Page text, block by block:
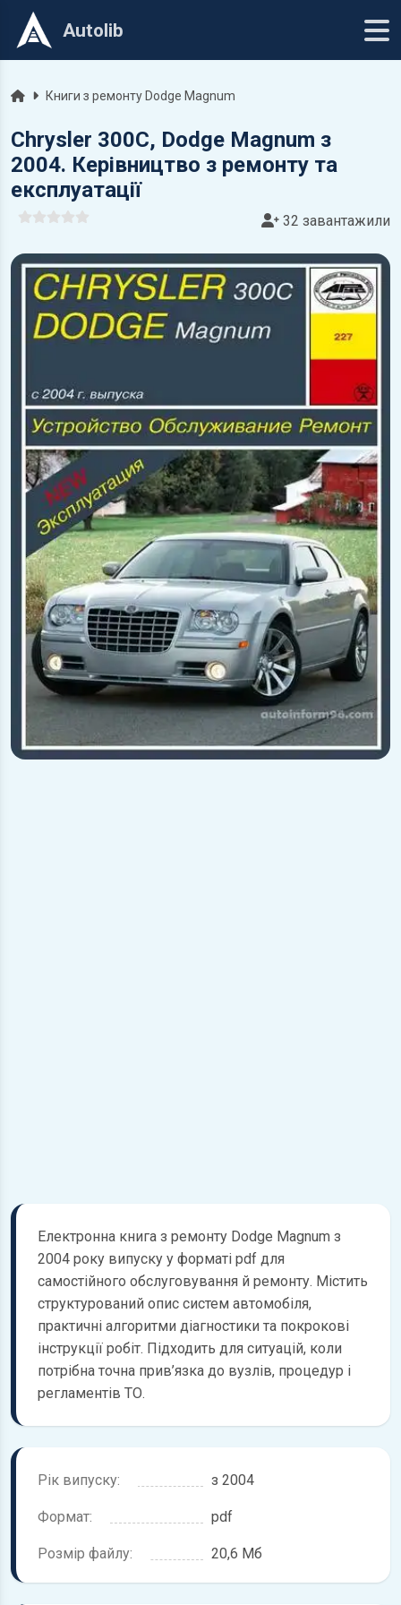
Autolib
ГоловнаКниги з ремонту Dodge Magnum
Chrysler 300C, Dodge Magnum з
2004. Керівництво з ремонту та
експлуатації
32 завантажили
Електронна книга з ремонту Dodge Magnum з
2004 року випуску у форматі pdf для
самостійного обслуговування й ремонту. Містить
структурований опис систем автомобіля,
практичні алгоритми діагностики та покрокові
інструкції робіт. Підходить для ситуацій, коли
потрібна точна прив’язка до вузлів, процедур і
регламентів ТО.
Рік випуску: з 2004
Формат: pdf
Розмір файлу: 20,6 Мб